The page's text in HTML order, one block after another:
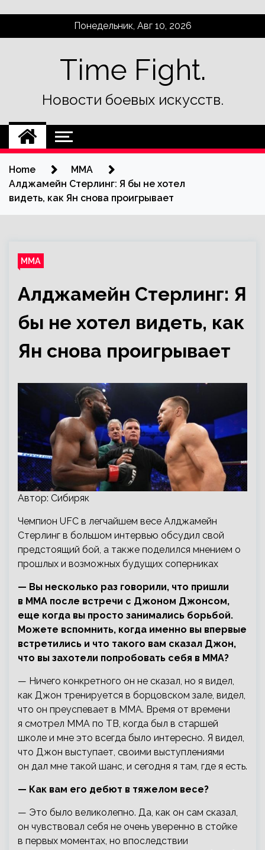
Понедельник, Авг 10, 2026
Time Fight.
Новости боевых искусств.
Home
ММА
Алджамейн Стерлинг: Я бы не хотел
видеть, как Ян снова проигрывает
ММА
Алджамейн Стерлинг: Я
бы не хотел видеть, как
Ян снова проигрывает
Автор: Сибиряк
Чемпион UFC в легчайшем весе Алджамейн
Стерлинг в большом интервью обсудил свой
предстоящий бой, а также поделился мнением о
прошлых и возможных будущих соперниках
— Вы несколько раз говорили, что пришли
в ММА после встречи с Джоном Джонсом,
еще когда вы просто занимались борьбой.
Можете вспомнить, когда именно вы впервые
встретились и что такого вам сказал Джон,
что вы захотели попробовать себя в ММА?
— Ничего конкретного он не сказал, но я видел,
как Джон тренируется в борцовском зале, видел,
что он преуспевает в MMA. Время от времени
я смотрел ММА по ТВ, когда был в старшей
школе и мне это всегда было интересно. Я видел,
что Джон выступает, своими выступлениями
он дал мне такой шанс, и сегодня я там, где я есть.
— Как вам его дебют в тяжелом весе?
— Это было великолепно. Да, как он сам сказал,
он чувствовал себя не очень уверенно в стойке
в первых моментах, но впоследствии